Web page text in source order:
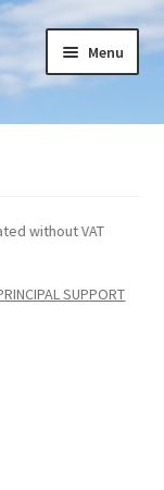
Menu
without VAT
SUPPORT